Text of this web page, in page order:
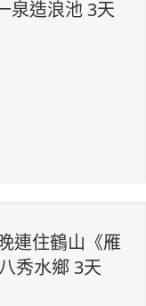
泉造浪池 3天
連住鶴山《雁
秀水鄉 3天